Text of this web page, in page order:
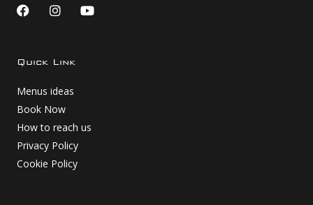
F
a
b
o
o
k
I
n
a
r
a
m
Y
Quick Link
Menus ideas
Book Now
How to reach us
Privacy Policy
Cookie Policy